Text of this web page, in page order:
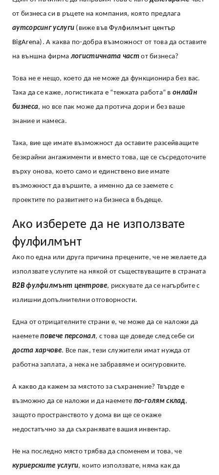
от бизнеса си в ръцете на компания, която предлага
аутсорсинг услуги (виже въвФулфилмънт център
BigArena). А каква по-добра възможност от това да оставите
на външна фирма логистичната частот бизнеса?
Това не е нещо, което да не може да функционира без вас.
Така да се каже, логистиката е “тежката работа” в онлайн
бизнеса, но все пак може да протича дори и без ваше
знание и намеса.
Така, вие ще имате възможност да оставите разсейващите
безкрайни ангажименти и вместо това, ще се съсредоточите
върху онова, което само и единствено вие имате
възможност да вършите, а именно да се заемете с
проектите по развитието на бизнеса в бъдеще.
Ако изберете да не използвате
фулфилмънт
Ако по една или друга причина прецените, че не желаете да
използвате услугите на някой от съществуващите в страната
B2B фулфилмънт центрове, рискувате да се нагърбите с
излишни допълнителни отговорности.
Една от отрицателните страни е, че може да се наложи да
наеметеповече персонал, с това ще доведе след себе си
доста харчове. Все пак, тези служители имат нужда от
работна заплата, а нека не забравяме и осигуровките.
А какво да кажем за мястото за съхранение? Твърде е
възможно да се наложи и да наемете по-голям склад,
защото пространството у дома ви ще се окаже
недостатъчно за да съхранявате вашия инвентар.
Не на последно място трябва да споменем и това, че
куриерските услуги, които използвате, няма как да